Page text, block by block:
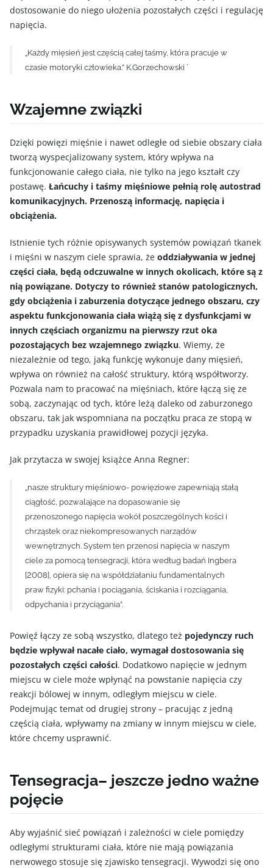
dostosowanie do niego ułożenia pozostałych części i regulację
napięcia.
„Każdy mięsień jest częścią całej taśmy, która pracuje w
czasie motoryki człowieka.” K.Gorzechowski `
Wzajemne związki
Dzięki powięzi mięśnie i nawet odległe od siebie obszary ciała
tworzą wyspecjalizowany system, który wpływa na
funkcjonowanie całego ciała, nie tylko na jego kształt czy
postawę. Łańcuchy i taśmy mięśniowe pełnią rolę autostrad
komunikacyjnych. Przenoszą informację, napięcia i
obciążenia.
Istnienie tych różnie opisywanych systemów powiązań tkanek
i mięśni w naszym ciele sprawia, że oddziaływania w jednej
części ciała, będą odczuwalne w innych okolicach, które są z
nią powiązane. Dotyczy to również stanów patologicznych,
gdy obciążenia i zaburzenia dotyczące jednego obszaru, czy
aspektu funkcjonowania ciała wiążą się z dysfunkcjami w
innych częściach organizmu na pierwszy rzut oka
pozostających bez wzajemnego związku. Wiemy, że
niezależnie od tego, jaką funkcję wykonuje dany mięsień,
wpływa on również na całość struktury, którą współtworzy.
Pozwala nam to pracować na mięśniach, które łączą się ze
sobą, zaczynając od tych, które leżą daleko od zaburzonego
obszaru, tak jak wspomniana na początku praca ze stopą w
przypadku uzyskania prawidłowej pozycji języka.
Jak przytacza w swojej książce Anna Regner:
„nasze struktury mięśniowo- powięziowe zapewniają stałą
ciągłość, pozwalające na dopasowanie się
przenoszonego napięcia wokół poszczególnych kości i
chrząstek oraz niekompresowanych narządów
wewnętrznych. System ten przenosi napięcia w naszym
ciele za pomocą tensegracji, która według badań Ingbera
[2008], opiera się na współdziałaniu fundamentalnych
praw fizyki: pchania i pociągania, ściskania i rozciągania,
odpychania i przyciągania”.
Powięź łączy ze sobą wszystko, dlatego też pojedynczy ruch
będzie wpływał nacałe ciało, wymagał dostosowania się
pozostałych części całości. Dodatkowo napięcie w jednym
miejscu w ciele może wpłynąć na powstanie napięcia czy
reakcji bólowej w innym, odległym miejscu w ciele.
Podejmując temat od drugiej strony – pracując z jedną
częścią ciała, wpływamy na zmiany w innym miejscu w ciele,
które chcemy usprawnić.
Tensegracja– jeszcze jedno ważne
pojęcie
Aby wyjaśnić sieć powiązań i zależności w ciele pomiędzy
odległymi strukturami ciała, które nie mają powiązania
nerwowego stosuje się zjawisko tensegracji. Wywodzi się ono